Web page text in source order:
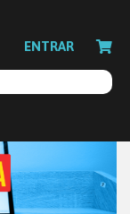
ENTRAR